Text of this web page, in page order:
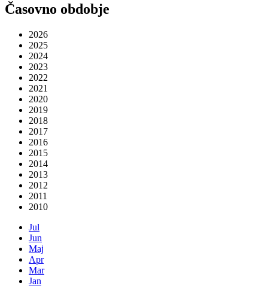
Časovno obdobje
2026
2025
2024
2023
2022
2021
2020
2019
2018
2017
2016
2015
2014
2013
2012
2011
2010
Jul
Jun
Maj
Apr
Mar
Jan